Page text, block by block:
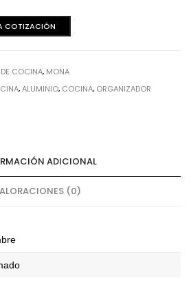
COTIZACIÓN
COCINA, MONA
,ALUMINIO, COCINA, ORGANIZADOR
ADICIONAL
(0)